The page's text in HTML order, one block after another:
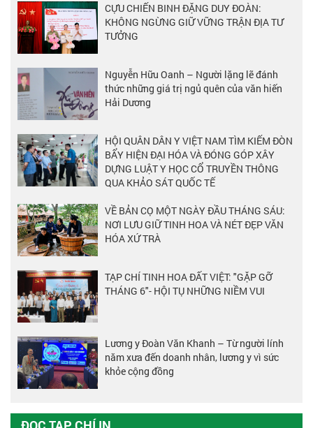
CỰU CHIẾN BINH ĐẶNG DUY ĐOÀN:
KHÔNG NGỪNG GIỮ VỮNG TRẬN ĐỊA TƯ
TƯỞNG
Nguyễn Hữu Oanh – Người lặng lẽ đánh
thức những giá trị ngủ quên của văn hiến
Hải Dương
HỘI QUÂN DÂN Y VIỆT NAM TÌM KIẾM ĐÒN
BẨY HIỆN ĐẠI HÓA VÀ ĐÓNG GÓP XÂY
DỰNG LUẬT Y HỌC CỔ TRUYỀN THÔNG
QUA KHẢO SÁT QUỐC TẾ
VỀ BẢN CỌ MỘT NGÀY ĐẦU THÁNG SÁU:
NƠI LƯU GIỮ TINH HOA VÀ NÉT ĐẸP VĂN
HÓA XỨ TRÀ
TẠP CHÍ TINH HOA ĐẤT VIỆT: "GẶP GỠ
THÁNG 6"- HỘI TỤ NHỮNG NIỀM VUI
Lương y Đoàn Văn Khanh – Từ người lính
năm xưa đến doanh nhân, lương y vì sức
khỏe cộng đồng